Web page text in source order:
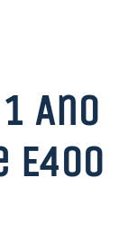
Ano
E400